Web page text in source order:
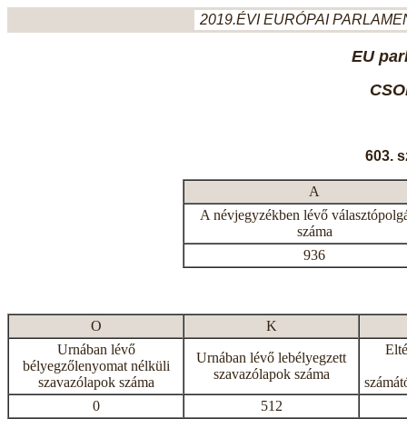
2019.ÉVI EURÓPAI
EU
603.
A
A névjegyzékben lévő
száma
936
O
K
Urnában lévő
bélyegzőlenyomat nélküli
szavazólapok száma
Urnában lévő lebélyegzett
szavazólapok száma
0
512